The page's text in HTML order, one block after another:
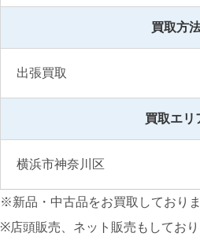
買取方
出張買取
買取エリ
横浜市神奈川区
※新品・中古品をお買取しておりま
※店頭販売、ネット販売もしており